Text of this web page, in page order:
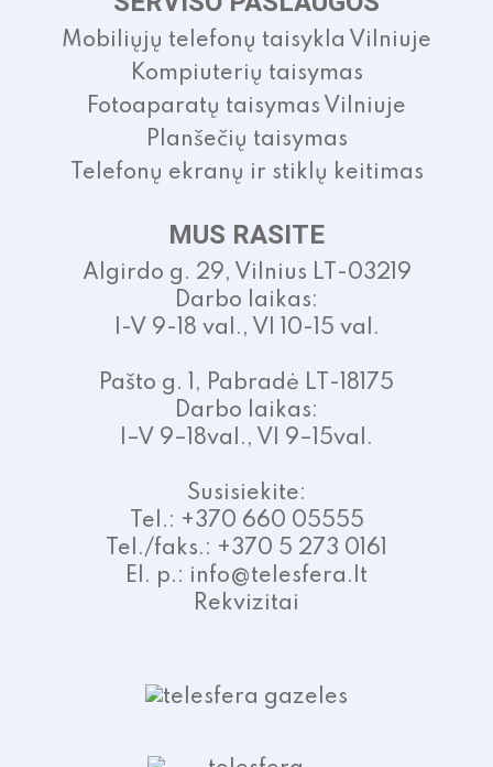
Mobiliųjų telefonų taisykla Vilniuje
Kompiuterių taisymas
Fotoaparatų taisymas Vilniuje
Planšečių taisymas
Telefonų ekranų ir stiklų keitimas
MUS RASITE
Algirdo g. 29, Vilnius LT-03219
Darbo laikas:
I-V 9-18 val., VI 10-15 val.
Pašto g. 1, Pabradė LT-18175
Darbo laikas:
I–V 9–18val., VI 9–15val.
Susisiekite:
Tel.: +370 660 05555
Tel./faks.: +370 5 273 0161
El. p.: info@telesfera.lt
Rekvizitai